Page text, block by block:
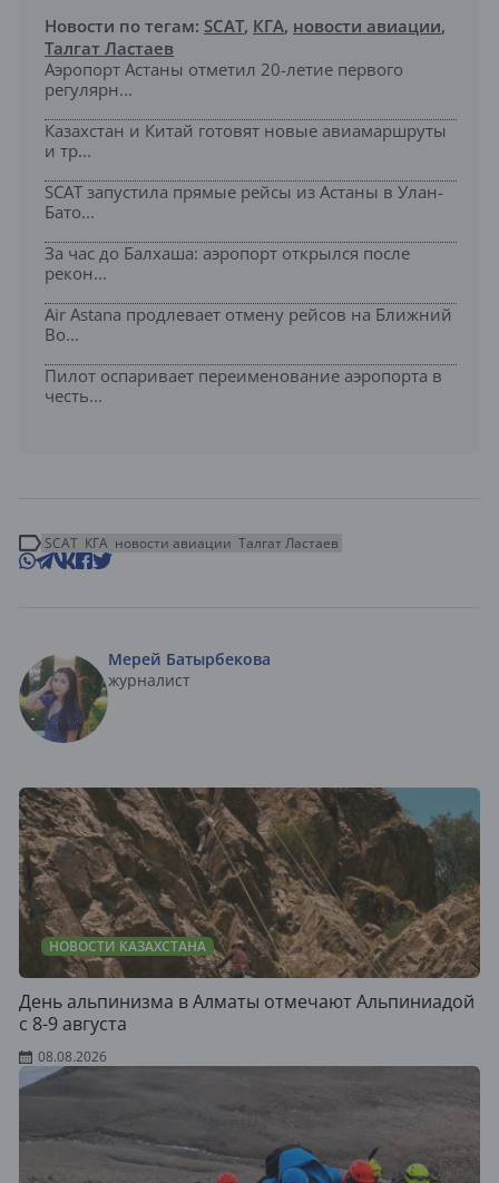
Новости по тегам: SCAT, КГА, новости авиации,
Талгат Ластаев
Аэропорт Астаны отметил 20-летие первого
регулярн...
Казахстан и Китай готовят новые авиамаршруты
и тр...
SCAT запустила прямые рейсы из Астаны в Улан-
Бато...
За час до Балхаша: аэропорт открылся после
рекон...
Air Astana продлевает отмену рейсов на Ближний
Во...
Пилот оспаривает переименование аэропорта в
честь...
SCAT КГА новости авиации Талгат Ластаев
Мерей Батырбекова
журналист
НОВОСТИ КАЗАХСТАНА
День альпинизма в Алматы отмечают Альпиниадой
с 8-9 августа
08.08.2026